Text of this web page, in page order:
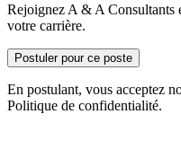
Rejoignez A & A Consultants
votre carrière.
Postuler pour ce poste
En postulant, vous acceptez
Politique de confidentialité.